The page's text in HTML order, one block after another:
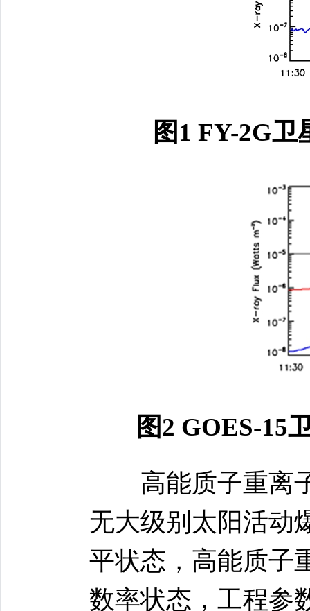
图1 FY-2G
图2 GOES-15
高能质子重离子
无大级别太阳活动
平状态，高能质子
数率状态，工程参